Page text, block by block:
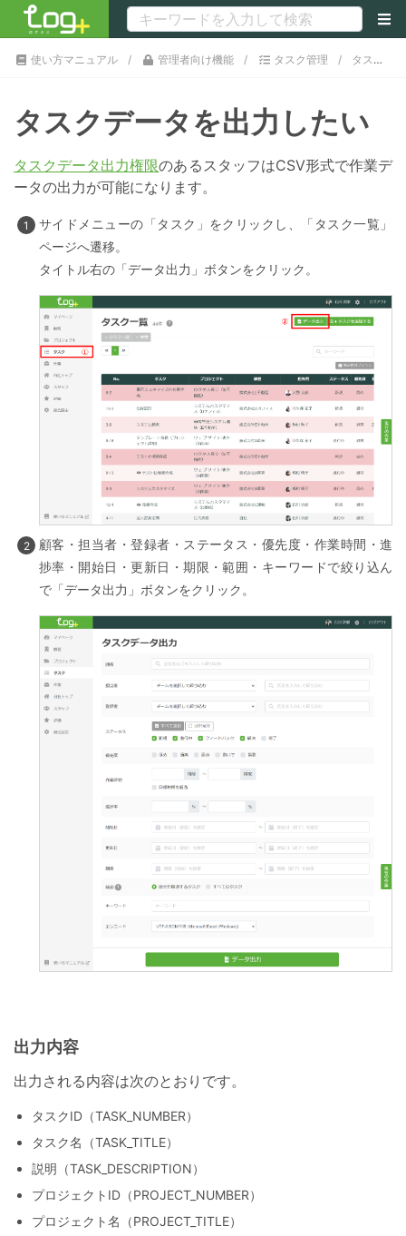
使い方マニュアル 管理者向け機能 タスク管理 タスクデータを出力したい
タスクデータを出力したい
タスクデータ出力権限のあるスタッフはCSV形式で作業デ
ータの出力が可能になります。
サイドメニューの「タスク」をクリックし、「タスク一覧」
ページへ遷移。
タイトル右の「データ出力」ボタンをクリック。
顧客・担当者・登録者・ステータス・優先度・作業時間・進
捗率・開始日・更新日・期限・範囲・キーワードで絞り込ん
で「データ出力」ボタンをクリック。
出力内容
出力される内容は次のとおりです。
タスクID（TASK_NUMBER）
タスク名（TASK_TITLE）
説明（TASK_DESCRIPTION）
プロジェクトID（PROJECT_NUMBER）
プロジェクト名（PROJECT_TITLE）